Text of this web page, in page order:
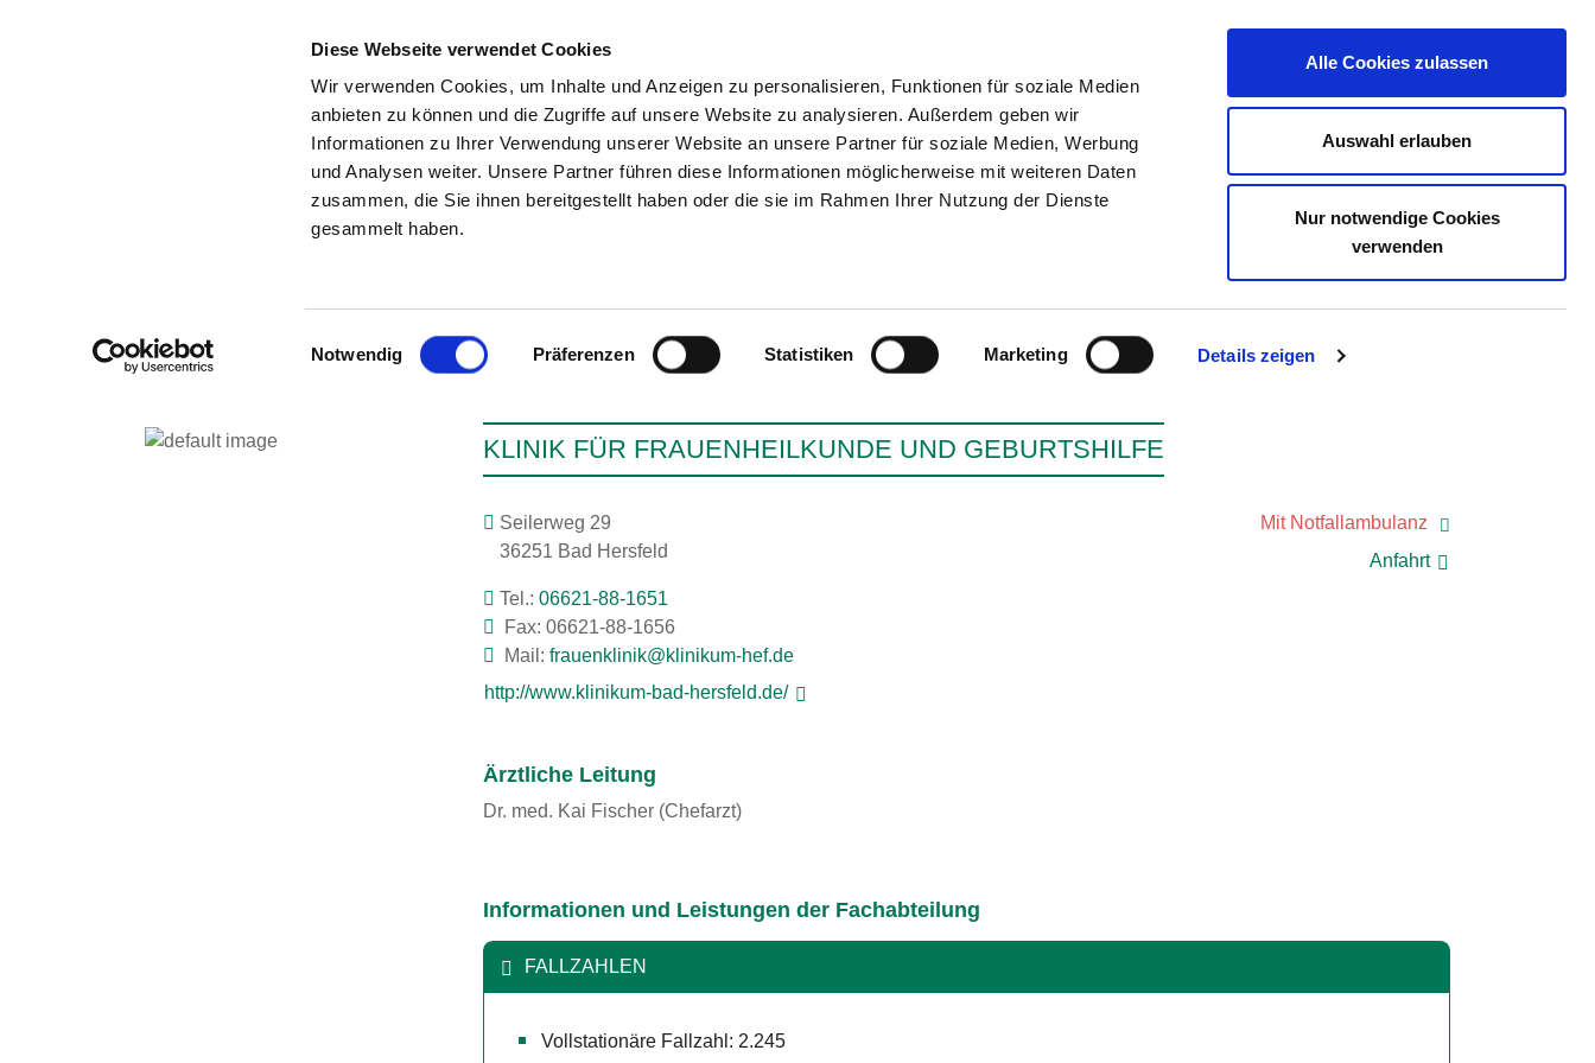
Diese Webseite verwendet Cookies
Wir verwenden Cookies, um Inhalte und Anzeigen zu personalisieren, Funktionen für soziale Medien
anbieten zu können und die Zugriffe auf unsere Website zu analysieren. Außerdem geben wir
Informationen zu Ihrer Verwendung unserer Website an unsere Partner für soziale Medien, Werbung
und Analysen weiter. Unsere Partner führen diese Informationen möglicherweise mit weiteren Daten
zusammen, die Sie ihnen bereitgestellt haben oder die sie im Rahmen Ihrer Nutzung der Dienste
gesammelt haben.
Einwilligungsauswahl
Notwendig Präferenzen Statistiken Marketing Details zeigen
Alle Cookies zulassen
Auswahl erlauben
Nur notwendige Cookies
verwenden
SUCHEN TIPPS & HILFE DAS VERZEICHNIS
Zur Krankenhaus-Startseite
KLINIK FÜR FRAUENHEILKUNDE UND GEBURTSHILFE
Seilerweg 29
36251 Bad Hersfeld
Tel.: 06621-88-1651
Fax: 06621-88-1656
Mail: ed.feh-mukinilk@kinilkneuarf
Mit Notfallambulanz
Anfahrt
http://www.klinikum-bad-hersfeld.de/
Ärztliche Leitung
Dr. med. Kai Fischer (Chefarzt)
Informationen und Leistungen der Fachabteilung
FALLZAHLEN
Vollstationäre Fallzahl: 2.245